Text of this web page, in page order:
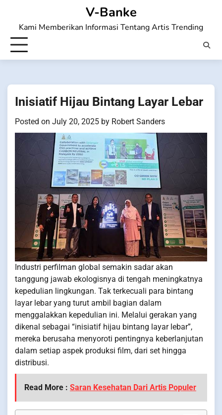
content
V-Banke
Kami Memberikan Informasi Tentang Artis Trending
Inisiatif Hijau Bintang Layar Lebar
Posted on July 20, 2025 by Robert Sanders
Industri perfilman global semakin sadar akan
tanggung jawab ekologisnya di tengah meningkatnya
kepedulian lingkungan. Tak terkecuali para bintang
layar lebar yang turut ambil bagian dalam
menggalakkan kepedulian ini. Melalui gerakan yang
dikenal sebagai “inisiatif hijau bintang layar lebar”,
mereka berusaha menyoroti pentingnya keberlanjutan
dalam setiap aspek produksi film, dari set hingga
distribusi.
Read More : Saran Kesehatan Dari Artis Populer